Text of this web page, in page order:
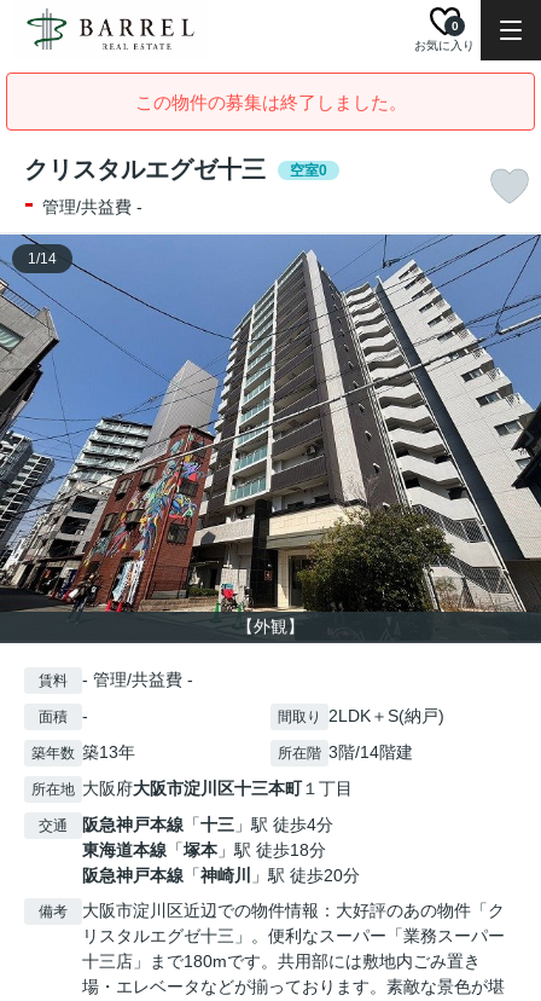
お気に入り
0
この物件の募集は終了しました。
クリスタルエグゼ十三 空室0
- 管理/共益費 -
【外観】
1/14
賃料 - 管理/共益費 -
面積 - 間取り 2LDK＋S(納戸)
築年数 築13年 所在階 3階/14階建
所在地 大阪府大阪市淀川区十三本町１丁目
交通 阪急神戸本線 「十三 」駅 徒歩4分
東海道本線 「塚本 」駅 徒歩18分
阪急神戸本線 「神崎川 」駅 徒歩20分
備考
大阪市淀川区近辺での物件情報：大好評のあの物件「ク
リスタルエグゼ十三」。便利なスーパー「業務スーパー
十三店」まで180mです。共用部には敷地内ごみ置き
場・エレベータなどが揃っております。素敵な景色が堪